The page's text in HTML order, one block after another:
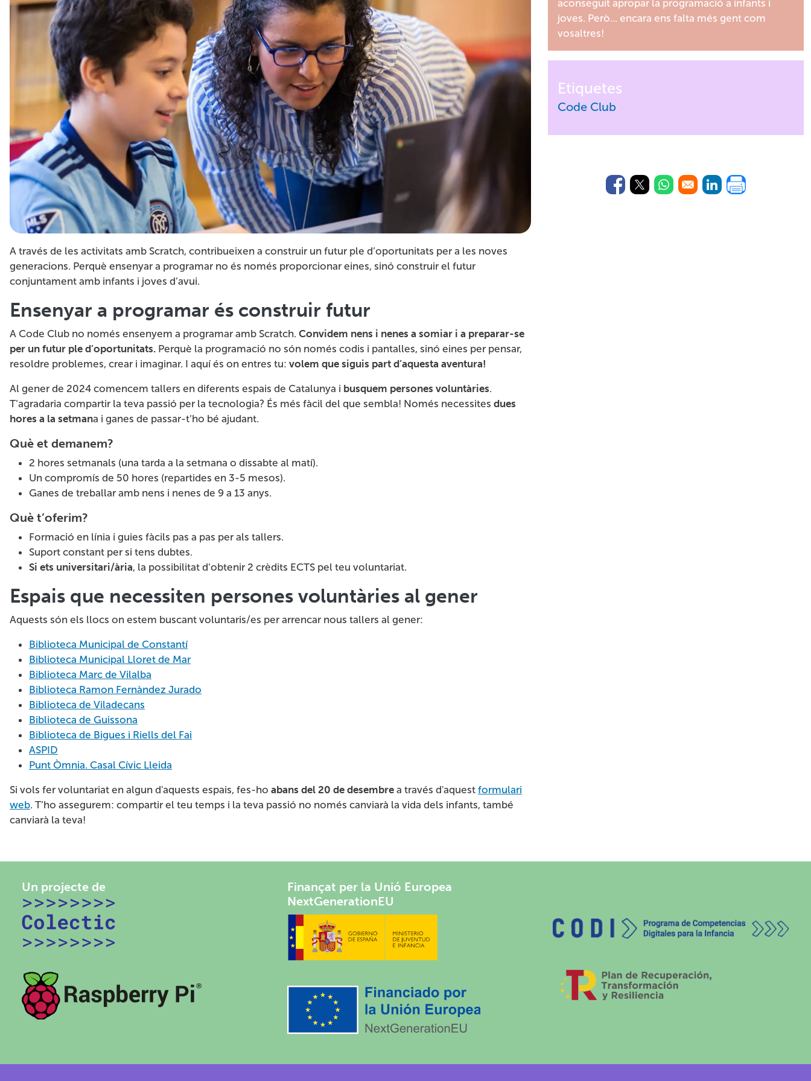
A través de les activitats amb Scratch, contribueixen a construir un futur ple d’oportunitats per a les noves
generacions. Perquè ensenyar a programar no és només proporcionar eines, sinó construir el futur
conjuntament amb infants i joves d’avui.
Ensenyar a programar és construir futur
A Code Club no només ensenyem a programar amb Scratch. Convidem nens i nenes a somiar i a preparar-se
per un futur ple d’oportunitats. Perquè la programació no són només codis i pantalles, sinó eines per pensar,
resoldre problemes, crear i imaginar. I aquí és on entres tu: volem que siguis part d’aquesta aventura!
Al gener de 2024 comencem tallers en diferents espais de Catalunya i busquem persones voluntàries.
T’agradaria compartir la teva passió per la tecnologia? És més fàcil del que sembla! Només necessites dues
hores a la setmana i ganes de passar-t’ho bé ajudant.
Què et demanem?
2 hores setmanals (una tarda a la setmana o dissabte al matí).
Un compromís de 50 hores (repartides en 3-5 mesos).
Ganes de treballar amb nens i nenes de 9 a 13 anys.
Què t’oferim?
Formació en línia i guies fàcils pas a pas per als tallers.
Suport constant per si tens dubtes.
Si ets universitari/ària, la possibilitat d’obtenir 2 crèdits ECTS pel teu voluntariat.
Espais que necessiten persones voluntàries al gener
Aquests són els llocs on estem buscant voluntaris/es per arrencar nous tallers al gener:
Biblioteca Municipal de Constantí
Biblioteca Municipal Lloret de Mar
Biblioteca Marc de Vilalba
Biblioteca Ramon Fernàndez Jurado
Biblioteca de Viladecans
Biblioteca de Guissona
Biblioteca de Bigues i Riells del Fai
ASPID
Punt Òmnia. Casal Cívic Lleida
Si vols fer voluntariat en algun d'aquests espais, fes-ho abans del 20 de desembre a través d'aquest formulari
web. T’ho assegurem: compartir el teu temps i la teva passió no només canviarà la vida dels infants, també
canviarà la teva!
aconseguit apropar la programació a infants i
joves. Però... encara ens falta més gent com
vosaltres!
Etiquetes
Code Club
(Opens in a new window)
(Opens in a new window)
(Opens in a new window)
(Opens in a new
Un projecte de
Finançat per la Unió Europea
NextGenerationEU